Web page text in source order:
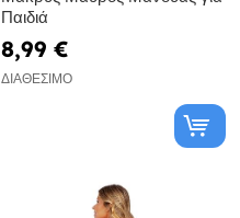
Παιδιά
8,99 €
ΔΙΑΘΈΣΙΜΟ